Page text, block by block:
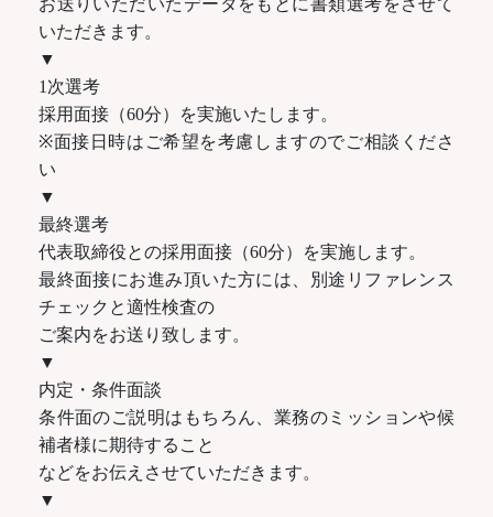
お送りいただいたデータをもとに書類選考をさせて
いただきます。
▼
1次選考
採用面接（60分）を実施いたします。
※面接日時はご希望を考慮しますのでご相談くださ
い
▼
最終選考
代表取締役との採用面接（60分）を実施します。
最終面接にお進み頂いた方には、別途リファレンス
チェックと適性検査の
ご案内をお送り致します。
▼
内定・条件面談
条件面のご説明はもちろん、業務のミッションや候
補者様に期待すること
などをお伝えさせていただきます。
▼